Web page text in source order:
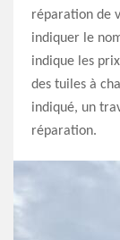
réparation de
indiquer le
indique les
des tuiles à
indiqué, un
réparation.